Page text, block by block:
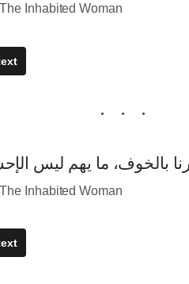
Inhabited Woman
Inhabited Woman